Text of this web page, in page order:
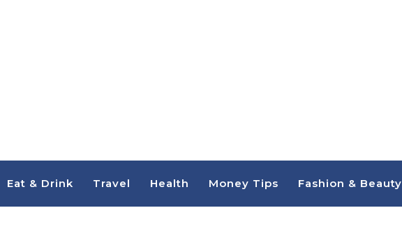
Eat & Drink Travel Health Money Tips Fashion & Beauty